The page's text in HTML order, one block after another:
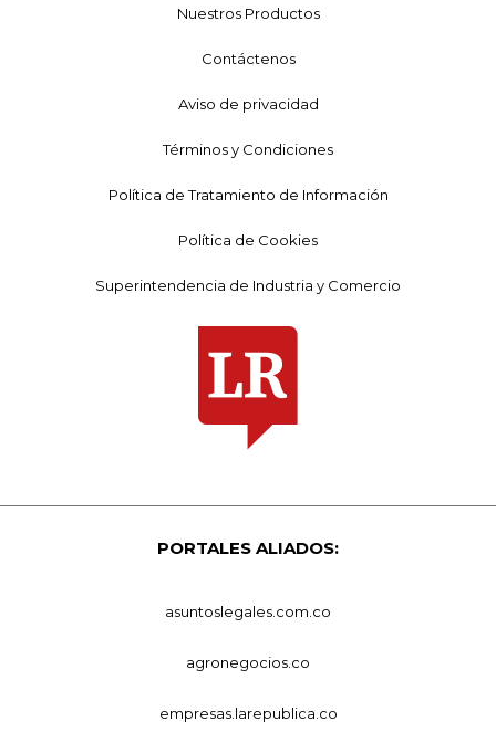
Nuestros Productos
Contáctenos
Aviso de privacidad
Términos y Condiciones
Política de Tratamiento de Información
Política de Cookies
Superintendencia de Industria y Comercio
PORTALES ALIADOS:
asuntoslegales.com.co
agronegocios.co
empresas.larepublica.co